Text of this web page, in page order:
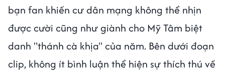
bạn fan khiến cư dân mạng không thể nhịn
được cười cũng như giành cho Mỹ Tâm biệt
danh "thánh cà khịa" của năm. Bên dưới đoạn
clip, không ít bình luận thể hiện sự thích thú về